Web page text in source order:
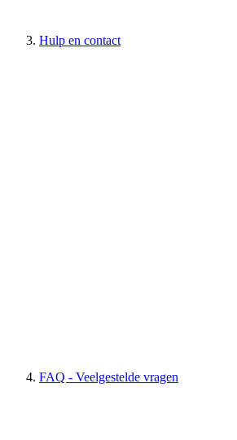
Hulp en contact
FAQ - Veelgestelde vragen